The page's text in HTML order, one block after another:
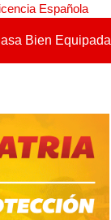
Española
Bien Equipada